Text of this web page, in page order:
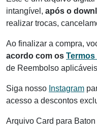
intangível, após o
realizar trocas,
Ao finalizar a compra,
acordo com os
de Reembolso
Siga nosso Instagram
acesso a descontos
Arquivo Card para